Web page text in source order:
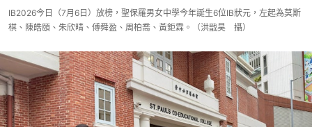
IB2026今日（7月6日）放榜，聖保羅男女中學今年誕生6位IB狀元，左起為莫斯
棋、陳皓頤、朱欣晴、傅舜盈、周柏喬、黃鉅霖。（洪戩昊 攝）